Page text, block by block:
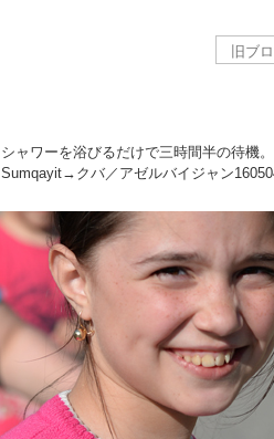
シャワーを浴びるだけで三時間半の待機。
Sumqayit→クバ／アゼルバイジャン